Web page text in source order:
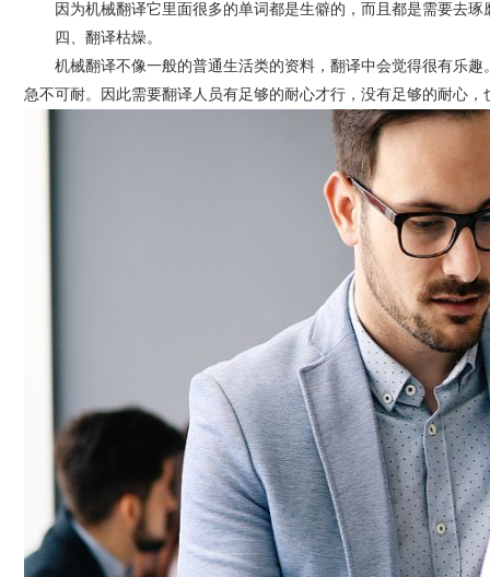
因为机械翻译它里面很多的单词都是生僻的，而且都是需要去琢
四、翻译枯燥。
机械翻译不像一般的普通生活类的资料，翻译中会觉得很有乐趣
急不可耐。因此需要翻译人员有足够的耐心才行，没有足够的耐心